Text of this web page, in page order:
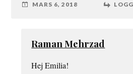
MARS 6, 2018
Raman Mehrzad
Hej Emilia!